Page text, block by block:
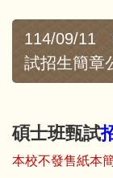
114/09/11
試招生簡章
碩士班甄試
本校不發售紙本